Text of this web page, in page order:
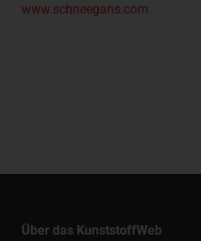
www.schneegans.com
Über das KunststoffWeb